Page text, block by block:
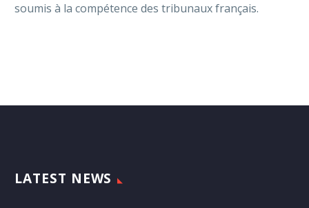
soumis à la compétence des tribunaux français.
LATEST NEWS